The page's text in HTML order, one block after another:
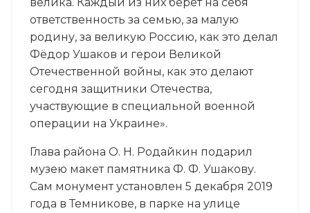
ответственность за семью, за малую
родину, за великую Россию, как это делал
Фёдор Ушаков и герои Великой
Отечественной войны, как это делают
сегодня защитники Отечества,
участвующие в специальной военной
операции на Украине».
Глава района О. Н. Родайкин подарил
музею макет памятника Ф. Ф. Ушакову.
Сам монумент установлен 5 декабря 2019
года в Темникове, в парке на улице